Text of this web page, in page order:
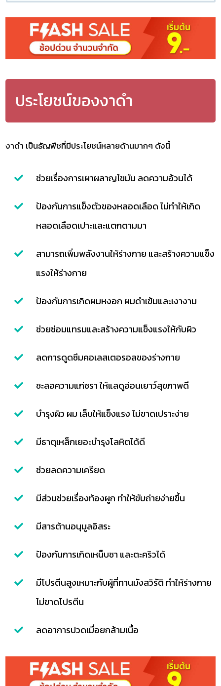
ประโยชน์ของงาดำ
งาดำ เป็นธัญพืชที่มีประโยชน์หลายด้านมากๆ ดังนี้
ช่วยเรื่องการเผาผลาญไขมัน ลดความอ้วนได้
ป้องกันการแข็งตัวของหลอดเลือด ไม่ทำให้เกิด
หลอดเลือดเปาะและแตกตามมา
สามารถเพิ่มพลังงานให้ร่างกาย และสร้างความแข็ง
แรงให้ร่างกาย
ป้องกันการเกิดผมหงอก ผมดำเข้มและเงางาม
ช่วยซ่อมแทรมและสร้างความแข็งแรงให้กับผิว
ลดการดูดซึมคอเลสเตอรอลของร่างกาย
ชะลอความแก่ชรา ให้แลดูอ่อนเยาว์สุขภาพดี
บำรุงผิว ผม เล็บให้แข็งแรง ไม่ขาดเปราะง่าย
มีธาตุเหล็กเยอะบำรุงโลหิตได้ดี
ช่วยลดความเครียด
มีส่วนช่วยเรื่องท้องผูก ทำให้ขับถ่ายง่ายขึ้น
มีสารต้านอนุมูลอิสระ
ป้องกันการเกิดเหน็บชา และตะคริวได้
มีโปรตีนสูงเหมาะกับผู้ที่ทานมังสวิรัติ ทำให้ร่างกาย
ไม่ขาดโปรตีน
ลดอาการปวดเมื่อยกล้ามเนื้อ